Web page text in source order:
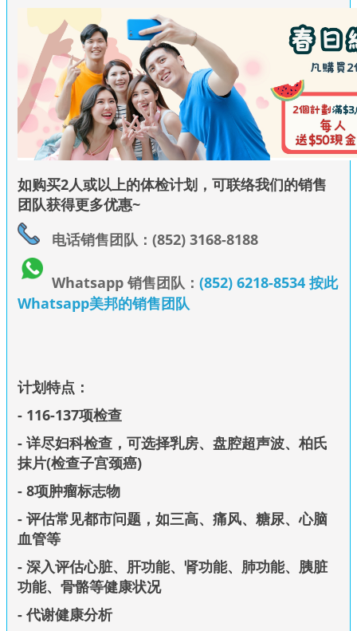
如购买2人或以上的体检计划，可联络我们的销售
团队获得更多优惠~
电话销售团队：(852) 3168-8188
Whatsapp 销售团队：(852) 6218-8534 按此
Whatsapp美邦的销售团队
计划特点：
- 116-137项检查
- 详尽妇科检查，可选择乳房、盘腔超声波、柏氏
抹片(检查子宫颈癌)
- 8项肿瘤标志物
- 评估常见都市问题，如三高、痛风、糖尿、心脑
血管等
- 深入评估心脏、肝功能、肾功能、肺功能、胰脏
功能、骨骼等健康状况
- 代谢健康分析